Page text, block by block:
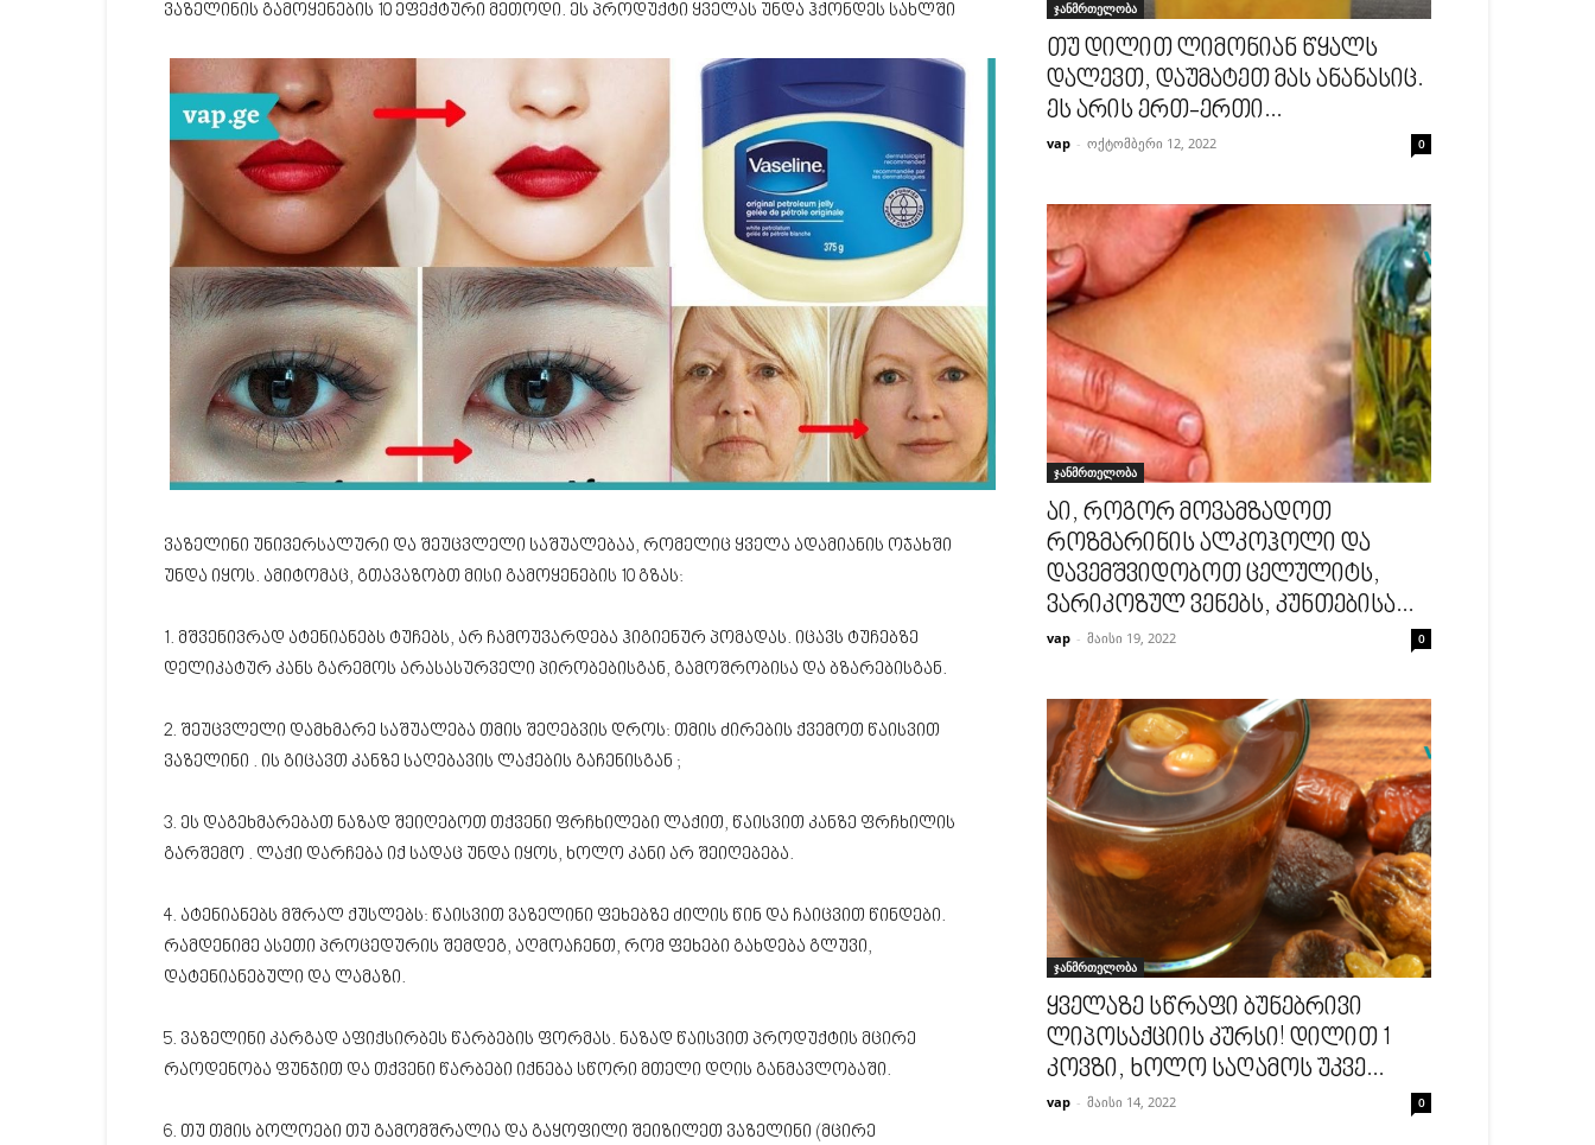
ვაზელინის გამოყენების 10 ეფექტური მეთოდი. ეს პროდუქტი ყველას უნდა ჰქონდეს სახლში
ვაზელინი უნივერსალური და შეუცვლელი საშუალებაა, რომელიც ყველა ადამიანის ოჯახში
უნდა იყოს. ამიტომაც, გთავაზობთ მისი გამოყენების 10 გზას:
1. მშვენივრად ატენიანებს ტუჩებს, არ ჩამოუვარდება ჰიგიენურ პომადას. იცავს ტუჩებზე
დელიკატურ კანს გარემოს არასასურველი პირობებისგან, გამოშრობისა და ბზარებისგან.
2. შეუცვლელი დამხმარე საშუალება თმის შეღებვის დროს: თმის ძირების ქვემოთ წაისვით
ვაზელინი . ის გიცავთ კანზე საღებავის ლაქების გაჩენისგან ;
3. ეს დაგეხმარებათ ნაზად შეიღებოთ თქვენი ფრჩხილები ლაქით, წაისვით კანზე ფრჩხილის
გარშემო . ლაქი დარჩება იქ სადაც უნდა იყოს, ხოლო კანი არ შეიღებება.
4. ატენიანებს მშრალ ქუსლებს: წაისვით ვაზელინი ფეხებზე ძილის წინ და ჩაიცვით წინდები.
რამდენიმე ასეთი პროცედურის შემდეგ, აღმოაჩენთ, რომ ფეხები გახდება გლუვი,
დატენიანებული და ლამაზი.
5. ვაზელინი კარგად აფიქსირბეს წარბების ფორმას. ნაზად წაისვით პროდუქტის მცირე
რაოდენობა ფუნჯით და თქვენი წარბები იქნება სწორი მთელი დღის განმავლობაში.
6. თუ თმის ბოლოები თუ გამომშრალია და გაყოფილი შეიზილეთ ვაზელინი (მცირე
ჯანმრთელობა
თუ დილით ლიმონიან წყალს
დალევთ, დაუმატეთ მას ანანასიც.
ეს არის ერთ-ერთი...
vap - ოქტომბერი 12, 2022 0
ჯანმრთელობა
აი, როგორ მოვამზადოთ
როზმარინის ალკოჰოლი და
დავემშვიდობოთ ცელულიტს,
ვარიკოზულ ვენებს, კუნთებისა...
vap - მაისი 19, 2022 0
ჯანმრთელობა
ყველაზე სწრაფი ბუნებრივი
ლიპოსაქციის კურსი! დილით 1
კოვზი, ხოლო საღამოს უკვე...
vap - მაისი 14, 2022 0